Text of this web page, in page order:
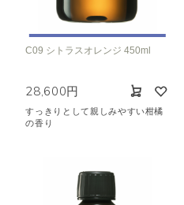
C09 シトラスオレンジ 450ml
28,600円
すっきりとして親しみやすい柑橘
の香り